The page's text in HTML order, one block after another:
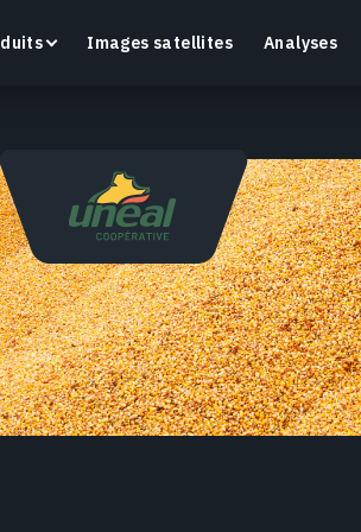
Crop Monitoring
Suivez la santé des
grâce à une plateforme
précision.
En savoir plus
Images satellites Analyses